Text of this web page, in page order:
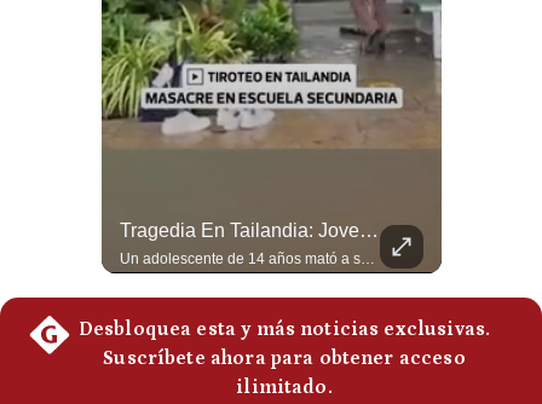
Tragedia En Tailandia: Joven De 14 Años Ataca A Su Familia Y Colegio | Gestión Mundo
Un adolescente de 14 años mató a sus abuelos y luego atacó su colegio de secundaria en Tailandia, dejando cinco fallecidos adicionales y más de 30 heridos antes de quitarse la vida. Según las autoridades y el primer ministro Anutin Charnvirakul, el hecho habría sido motivado por estrés académico extremo. El suceso reabre el debate sobre la alta posesión de armas de fuego en el país asiático. #Tailandia #Noticias #UltimaHora #NoticiasInternacionales #Shorts 👉 Suscríbete y activa la campana para no perderte nuestro análisis diario. 🌎 Síguenos en nuestras redes sociales: 📌 Web oficial: https://gestion.pe/mundo/ 📌 LinkedIn: http://bit.ly/3HYIET0 📌 X (Twitter): http://bit.ly/4noZtX9 📌 TikTok: http://bit.ly/4evB6TO